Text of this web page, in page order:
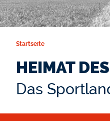
Startseite
HEIMAT
Das